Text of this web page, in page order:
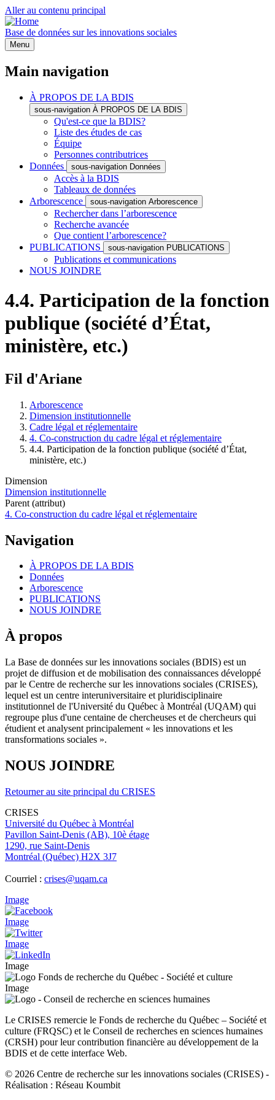
Aller au contenu principal
Base de données sur les innovations sociales
Menu
Main navigation
À PROPOS DE LA BDIS
sous-navigation À PROPOS DE LA BDIS
Qu'est-ce que la BDIS?
Liste des études de cas
Équipe
Personnes contributrices
Données
sous-navigation Données
Accès à la BDIS
Tableaux de données
Arborescence
sous-navigation Arborescence
Rechercher dans l’arborescence
Recherche avancée
Que contient l’arborescence?
PUBLICATIONS
sous-navigation PUBLICATIONS
Publications et communications
NOUS JOINDRE
4.4. Participation de la fonction
publique (société d’État,
ministère, etc.)
Fil d'Ariane
Arborescence
Dimension institutionnelle
Cadre légal et réglementaire
4. Co-construction du cadre légal et réglementaire
4.4. Participation de la fonction publique (société d’État,
ministère, etc.)
Dimension
Dimension institutionnelle
Parent (attribut)
4. Co-construction du cadre légal et réglementaire
Navigation
À PROPOS DE LA BDIS
Données
Arborescence
PUBLICATIONS
NOUS JOINDRE
À propos
La Base de données sur les innovations sociales (BDIS) est un
projet de diffusion et de mobilisation des connaissances développé
par le Centre de recherche sur les innovations sociales (CRISES),
lequel est un centre interuniversitaire et pluridisciplinaire
institutionnel de l'Université du Québec à Montréal (UQAM) qui
regroupe plus d'une centaine de chercheuses et de chercheurs qui
étudient et analysent principalement « les innovations et les
transformations sociales ».
NOUS JOINDRE
Retourner au site principal du CRISES
CRISES
Université du Québec à Montréal
Pavillon Saint-Denis (AB), 10è étage
1290, rue Saint-Denis
Montréal (Québec) H2X 3J7
Courriel : crises@uqam.ca
Image
Image
Image
Image
Image
Le CRISES remercie le Fonds de recherche du Québec – Société et
culture (FRQSC) et le Conseil de recherches en sciences humaines
(CRSH) pour leur contribution financière au développement de la
BDIS et de cette interface Web.
© 2026 Centre de recherche sur les innovations sociales (CRISES) -
Réalisation : Réseau Koumbit